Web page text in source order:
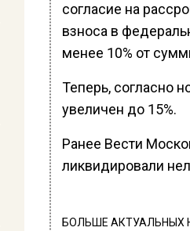
согласие на
взноса в
менее 10% от
Теперь, согласно
увеличен до 15%.
Ранее Вести
ликвидировали
БОЛЬШЕ АКТУАЛЬНЫХ